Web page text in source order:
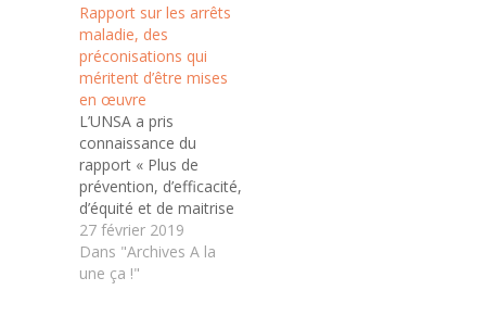
pour objectif de faire
un point sur l’évolution
des dépenses de Santé
et de faire des…
Rapport sur les arrêts
maladie, des
préconisations qui
méritent d’être mises
en œuvre
L’UNSA a pris
connaissance du
rapport « Plus de
prévention, d’efficacité,
d’équité et de maitrise
des arrêts de travail – 9
constats, 20
propositions » remis ce
27 février 2019
Dans "Archives A la
une ça !"